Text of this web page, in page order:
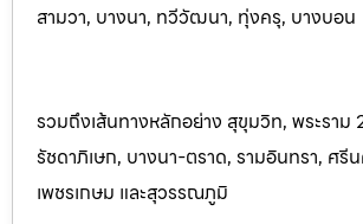
สามวา, บางนา, ทวีวัฒนา, ทุ่งครุ, บางบอน
รวมถึงเส้นทางหลักอย่าง สุขุมวิท, พระราม
รัชดาภิเษก, บางนา-ตราด, รามอินทรา, ศรี
เพชรเกษม และสุวรรณภูมิ